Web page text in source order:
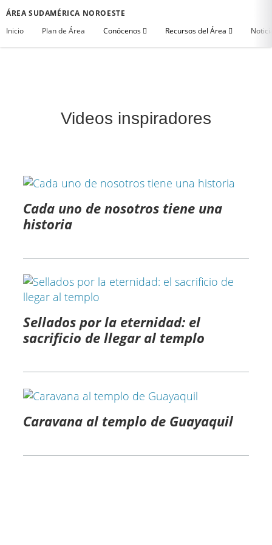
ÁREA SUDAMÉRICA NOROESTE
Inicio
Plan de Área Conócenos Recursos del Área
Videos inspiradores​
Cada uno de nosotros tiene una
historia​
Sellados por la eternidad: el
sacrificio de llegar al templo​
Caravana al templo de Guayaquil​